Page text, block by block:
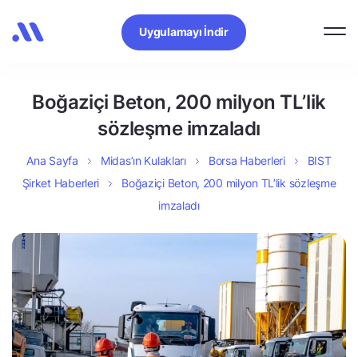
Uygulamayı İndir
Boğaziçi Beton, 200 milyon TL’lik
sözleşme imzaladı
Ana Sayfa Midas’ın Kulakları Borsa Haberleri
BIST
Şirket Haberleri
Boğaziçi Beton, 200 milyon TL’lik sözleşme
imzaladı